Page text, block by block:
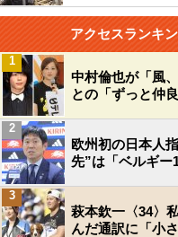
アクセスランキ
中村倫也が「風
との「ずっと仲
1
欧州初の日本人
先”は「ベルギー
2
萩本欽一〈34〉
んだ通訳に「小
3